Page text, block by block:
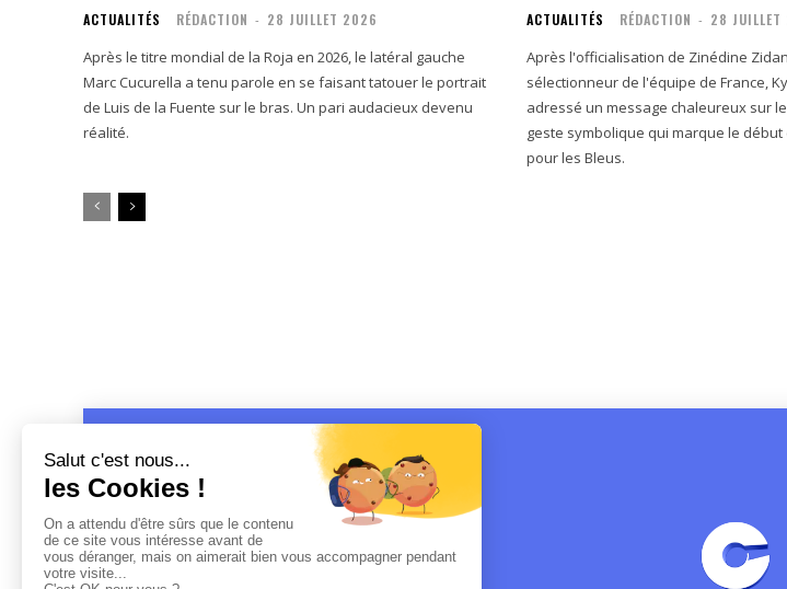
ACTUALITÉS RÉDACTION - 28 JUILLET 2026
Après le titre mondial de la Roja en 2026, le latéral gauche
Marc Cucurella a tenu parole en se faisant tatouer le portrait
de Luis de la Fuente sur le bras. Un pari audacieux devenu
réalité.
ACTUALITÉS RÉDACTION - 28
Après l'officialisation de Zinédine
sélectionneur de l'équipe de France,
adressé un message chaleureux sur
geste symbolique qui marque le
pour les Bleus.